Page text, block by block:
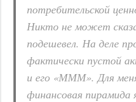
потребительской
Никто не может
подешевел. На деле
фактически пустой
и его «МММ». Для
финансовая пирамида